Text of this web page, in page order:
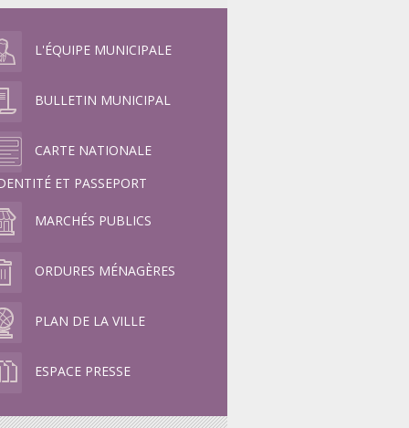
L'ÉQUIPE MUNICIPALE
BULLETIN MUNICIPAL
CARTE NATIONALE
ET PASSEPORT
MARCHÉS PUBLICS
ORDURES MÉNAGÈRES
PLAN DE LA VILLE
ESPACE PRESSE